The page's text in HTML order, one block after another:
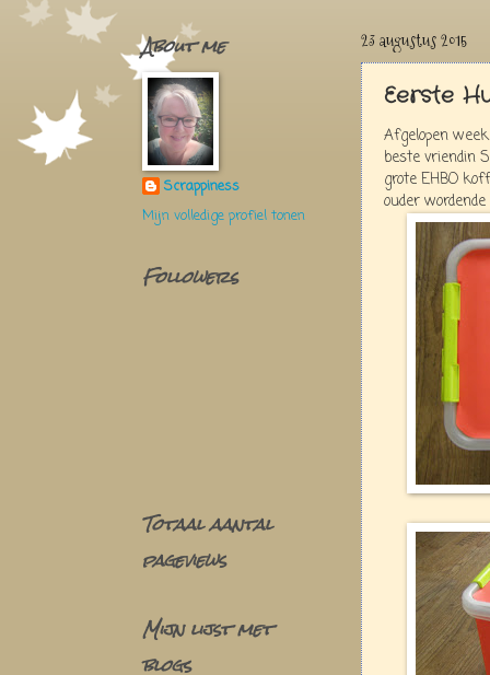
23 augustus 2015
Eerste
Afgelopen
beste vriendin
grote EHBO
ouder
About me
Scrappiness
Mijn volledige profiel tonen
Followers
Totaal aantal
pageviews
Mijn lijst met
blogs